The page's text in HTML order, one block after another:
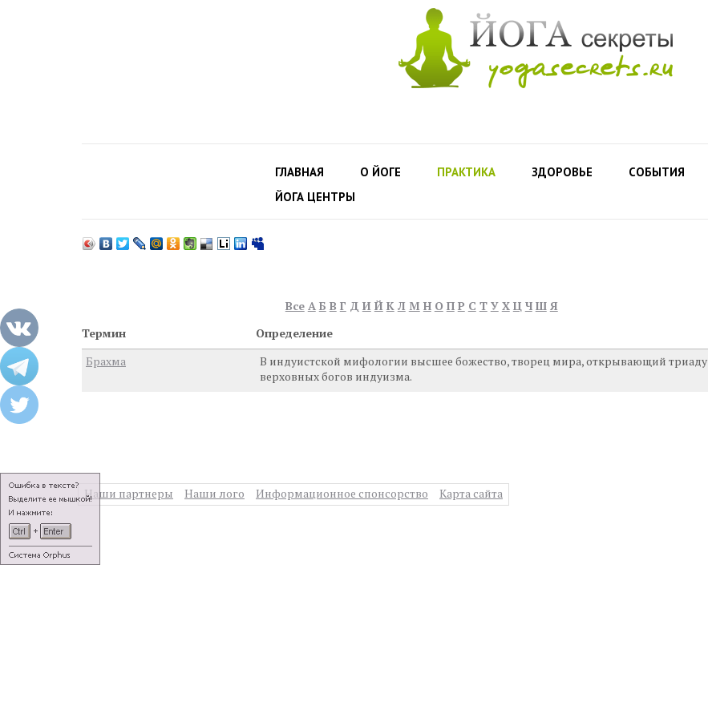
ГЛАВНАЯ О ЙОГЕ ПРАКТИКА ЗДОРОВЬЕ
СОБЫТИЯ
ЙОГА ЦЕНТРЫ
Все А Б В Г Д И Й К Л М Н О П Р С Т У Х Ц Ч Ш Я
Термин
Определение
Брахма
В индуистской мифологии высшее божество, творец мира, открывающий триаду
верховных богов индуизма.
Наши партнеры Наши лого Информационное спонсорство Карта сайта